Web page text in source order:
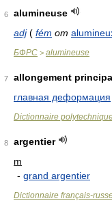
6
alumineuse
adj( fém от
БФРС > alumineuse
7
allongement
главная деформация
Dictionnaire
8
argentier
m
- grand argentier
Dictionnaire français-